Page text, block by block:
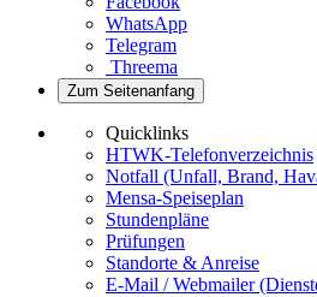
WhatsApp
Telegram
Threema
Zum Seitenanfang
Quicklinks
HTWK-Telefonverzeichnis
Notfall (Unfall, Brand,
Mensa-Speiseplan
Stundenpläne
Prüfungen
Standorte & Anreise
E-Mail / Webmailer